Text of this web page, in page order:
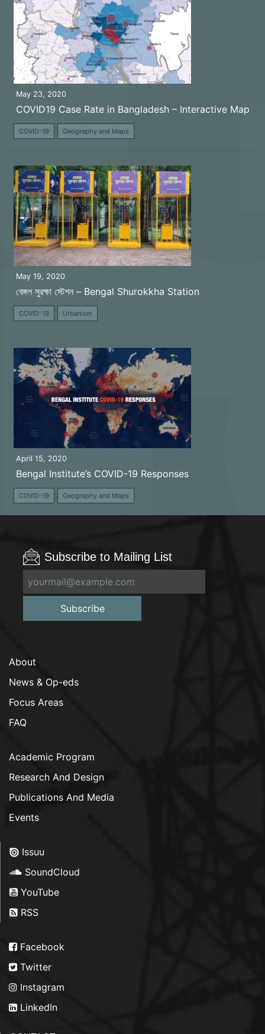
May 23, 2020
COVID19 Case Rate in Bangladesh – Interactive Map
COVID-19 Geography and Maps
May 19, 2020
বেঙ্গল সুরক্ষা স্টেশন – Bengal Shurokkha Station
COVID-19 Urbanism
April 15, 2020
Bengal Institute’s COVID-19 Responses
COVID-19 Geography and Maps
Subscribe to Mailing List
Subscribe
About
News & Op-eds
Focus Areas
FAQ
Academic Program
Research And Design
Publications And Media
Events
Issuu
SoundCloud
YouTube
RSS
Facebook
Twitter
Instagram
LinkedIn